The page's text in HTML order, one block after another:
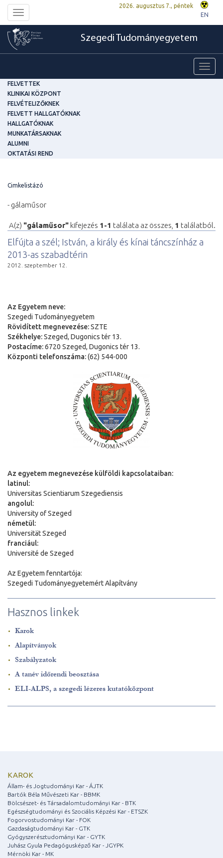
Toggle
navigation
2026. augusztus 7., péntek
EN
Szegedi Tudományegyetem
FELVETTEK
KLINIKAI KÖZPONT
FELVÉTELIZŐKNEK
FELVETT HALLGATÓKNAK
HALLGATÓKNAK
MUNKATÁRSAKNAK
ALUMNI
OKTATÁSI REND
Cimkelistázó
- gálaműsor
A(z) "gálaműsor" kifejezés 1-1 találata az összes, 1 találatból.
Elfújta a szél; István, a király és kínai táncszínház a
2013-as szabadtérin
2012. szeptember 12.
Az Egyetem neve:
Szegedi Tudományegyetem
Rövidített megnevezése:SZTE
Székhelye:Szeged, Dugonics tér 13.
Postacíme:6720 Szeged, Dugonics tér 13.
Központi telefonszáma:(62) 544-000
Az egyetem megnevezése külföldi kapcsolataiban:
latinul:
Universitas Scientiarum Szegediensis
angolul:
University of Szeged
németül:
Universität Szeged
franciául:
Université de Szeged
Az Egyetem fenntartója:
Szegedi Tudományegyetemért Alapítvány
Hasznos linkek
Karok
Alapítványok
Szabályzatok
A tanév időrendi beosztása
ELI-ALPS, a szegedi lézeres kutatóközpont
KAROK
Állam- és Jogtudományi Kar - ÁJTK
Bartók Béla Művészeti Kar - BBMK
Bölcsészet- és Társadalomtudományi Kar - BTK
Egészségtudományi és Szociális Képzési Kar - ETSZK
Fogorvostudományi Kar - FOK
Gazdaságtudományi Kar - GTK
Gyógyszerésztudományi Kar - GYTK
Juhász Gyula Pedagógusképző Kar - JGYPK
Mérnöki Kar - MK